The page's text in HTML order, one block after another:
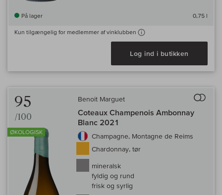
På lager 0,75 l
Kun tilgængelig for medlemmer af vinklubben
Log ind i butikken
95
/100
ØKOLOGISK
Benoit Marguet
Coteaux Champenois Ambonnay
Blanc 2021
Champagne, Montagne de Reims
Chardonnay, tør
mineralsk
fyldig og rund
frisk og syrlig